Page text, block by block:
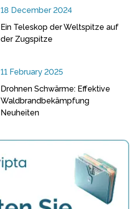
18 December 2024
Ein Teleskop der Weltspitze auf
der Zugspitze
11 February 2025
Drohnen Schwärme: Effektive
Waldbrandbekämpfung
Neuheiten